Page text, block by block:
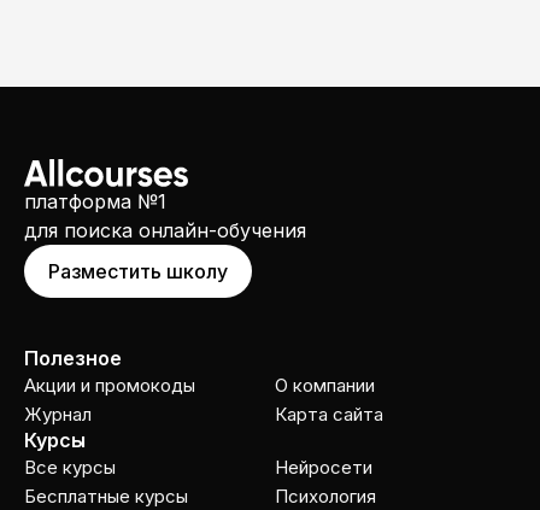
платформа №1
для поиска онлайн-обучения
Разместить школу
Полезное
Акции и промокоды
Журнал
О компании
Карта сайта
Курсы
Все курсы
Бесплатные курсы
Нейросети
Психология